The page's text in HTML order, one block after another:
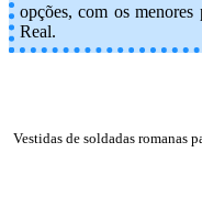
opções, com os menores
Real.
Vestidas de soldadas romanas